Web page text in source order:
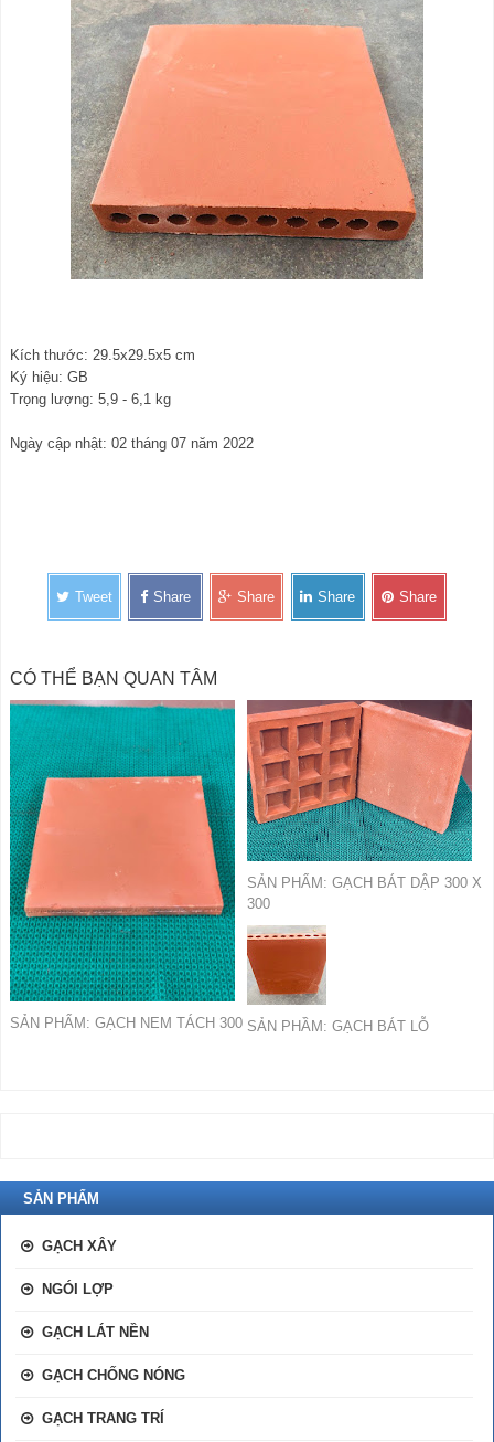
Kích thước: 29.5x29.5x5 cm
Ký hiệu: GB
Trọng lượng: 5,9 - 6,1 kg
Ngày cập nhật: 02 tháng 07 năm 2022
Tweet Share Share Share Share
CÓ THỂ BẠN QUAN TÂM
SẢN PHẨM: GẠCH NEM TÁCH 300
SẢN PHẨM: GẠCH BÁT DẬP 300 X
300
SẢN PHẦM: GẠCH BÁT LỖ
SẢN PHẨM
GẠCH XÂY
NGÓI LỢP
GẠCH LÁT NỀN
GẠCH CHỐNG NÓNG
GẠCH TRANG TRÍ